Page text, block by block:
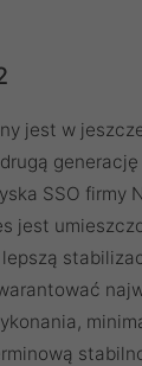
jest w
SSO firmy
jest